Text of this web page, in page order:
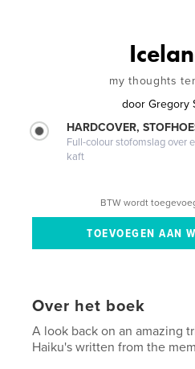
my thoughts
door Gregory
HARDCOVER,
Full-colour stofomslag over
kaft
BTW wordt
Over het boek
A look back on an amazing
Haiku's written from the